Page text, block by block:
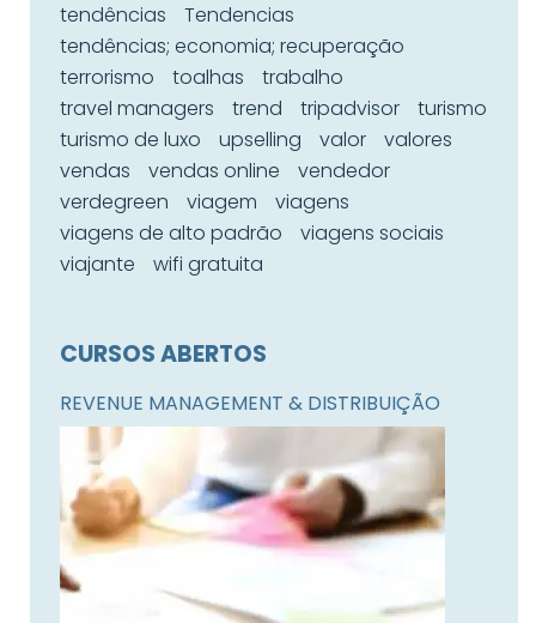
tendências
Tendencias
tendências; economia; recuperação
terrorismo
toalhas
trabalho
travel managers
trend tripadvisor
turismo
turismo de luxo
upselling valor
valores
vendas
vendas online
vendedor
verdegreen
viagem
viagens
viagens de alto padrão
viagens sociais
viajante
wifi gratuita
CURSOS ABERTOS
REVENUE MANAGEMENT & DISTRIBUIÇÃO